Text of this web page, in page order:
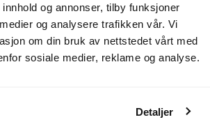
og annonser, tilby funksjoner
og analysere trafikken vår. Vi
om din bruk av nettstedet vårt med
sosiale medier, reklame og analyse.
Detaljer
under oppussing?